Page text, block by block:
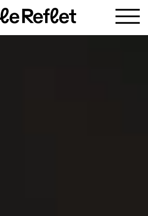
Page
d'accueil